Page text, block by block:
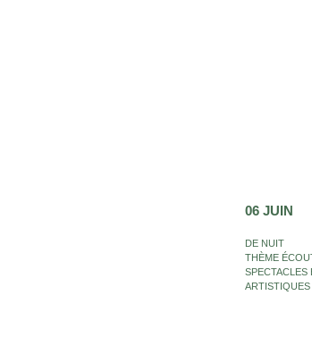
06 JUIN
DE NUIT
THÈME
ARTISTIQUES